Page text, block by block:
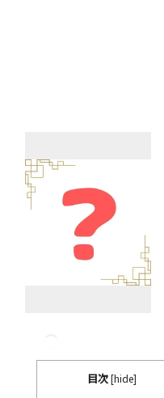
目次 [hide]